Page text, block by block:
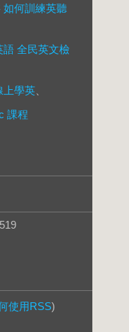
何訓練英聽
全民英文檢
上學英
課程
使用RSS)